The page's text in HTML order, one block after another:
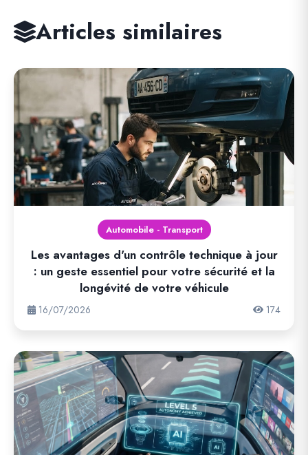
Articles similaires
Automobile - Transport
Les avantages d'un contrôle technique à jour
: un geste essentiel pour votre sécurité et la
longévité de votre véhicule
16/07/2026 174